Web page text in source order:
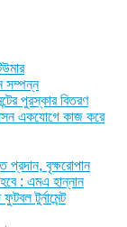
সম্পন্ন
পুরস্কার বিতরণ
একযোগে কাজ করে
প্রদান, বৃক্ষরোপান
: এমএ হান্নান
টুর্নামেন্ট